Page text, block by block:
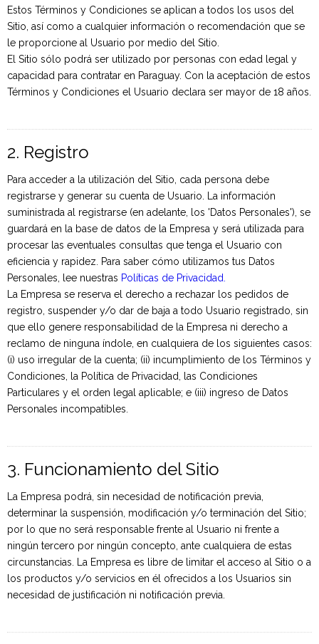
Institucional
Estos Términos y Condiciones se aplican a todos los usos del
Sitio, así como a cualquier información o recomendación que se
le proporcione al Usuario por medio del Sitio.
El Sitio sólo podrá ser utilizado por personas con edad legal y
capacidad para contratar en Paraguay. Con la aceptación de estos
Términos y Condiciones el Usuario declara ser mayor de 18 años.
2. Registro
Para acceder a la utilización del Sitio, cada persona debe
registrarse y generar su cuenta de Usuario. La información
suministrada al registrarse (en adelante, los 'Datos Personales'), se
guardará en la base de datos de la Empresa y será utilizada para
procesar las eventuales consultas que tenga el Usuario con
eficiencia y rapidez. Para saber cómo utilizamos tus Datos
Personales, lee nuestras Políticas de Privacidad.
La Empresa se reserva el derecho a rechazar los pedidos de
registro, suspender y/o dar de baja a todo Usuario registrado, sin
que ello genere responsabilidad de la Empresa ni derecho a
reclamo de ninguna índole, en cualquiera de los siguientes casos:
(i) uso irregular de la cuenta; (ii) incumplimiento de los Términos y
Condiciones, la Política de Privacidad, las Condiciones
Particulares y el orden legal aplicable; e (iii) ingreso de Datos
Personales incompatibles.
3. Funcionamiento del Sitio
La Empresa podrá, sin necesidad de notificación previa,
determinar la suspensión, modificación y/o terminación del Sitio;
por lo que no será responsable frente al Usuario ni frente a
ningún tercero por ningún concepto, ante cualquiera de estas
circunstancias. La Empresa es libre de limitar el acceso al Sitio o a
los productos y/o servicios en él ofrecidos a los Usuarios sin
necesidad de justificación ni notificación previa.